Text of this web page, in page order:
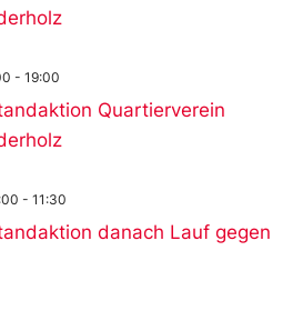
Quartierverein
- 19:00
danach Lauf gegen
- 11:30